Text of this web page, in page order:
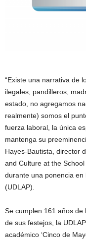
“Existe una narrativa de
ilegales, pandilleros,
estado, no agregamos
realmente) somos el
fuerza laboral, la única
mantenga su
Hayes-Bautista, director
and Culture at the
durante una ponencia en
(UDLAP).
Se cumplen 161 años de
de sus festejos, la
académico ‘Cinco de